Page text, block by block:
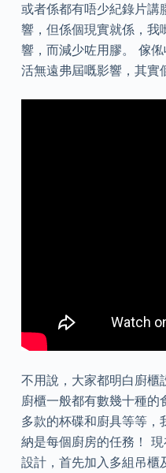
或者係都有唔少紀錄片講
響，但係個現實就係，我
響，而減少咗用膠。 傢
活無遠弗屆嘅影響，其實
不用說，大家都明白廚櫃
廚櫃一般都有數幾十種的
多款的杯碟和廚具等等，
納是每個廚房的任務！
設計，首先加入多組吊櫃